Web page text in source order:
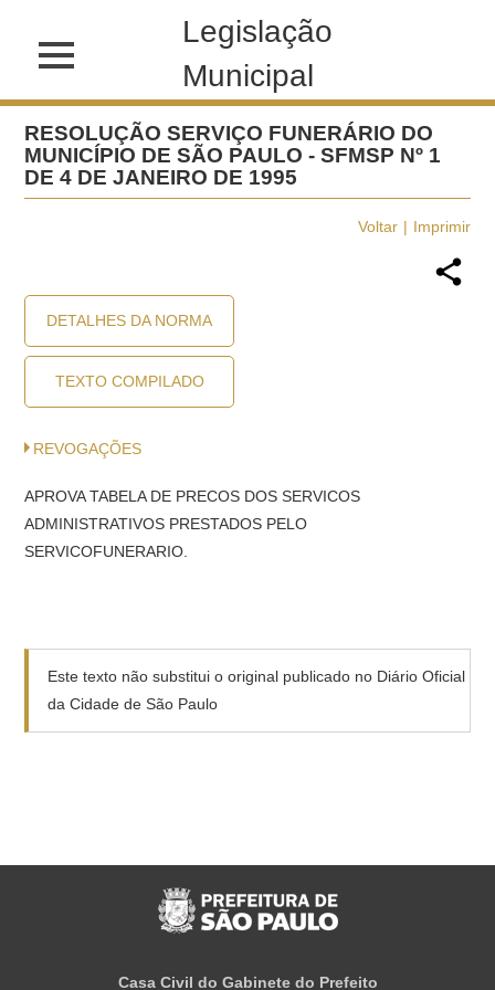
Legislação
Municipal
RESOLUÇÃO SERVIÇO FUNERÁRIO DO
MUNICÍPIO DE SÃO PAULO - SFMSP Nº 1
DE 4 DE JANEIRO DE 1995
Voltar Imprimir
DETALHES DA NORMA
TEXTO COMPILADO
REVOGAÇÕES
APROVA TABELA DE PRECOS DOS SERVICOS
ADMINISTRATIVOS PRESTADOS PELO
SERVICOFUNERARIO.
Este texto não substitui o original publicado no Diário Oficial
da Cidade de São Paulo
Casa Civil do Gabinete do Prefeito